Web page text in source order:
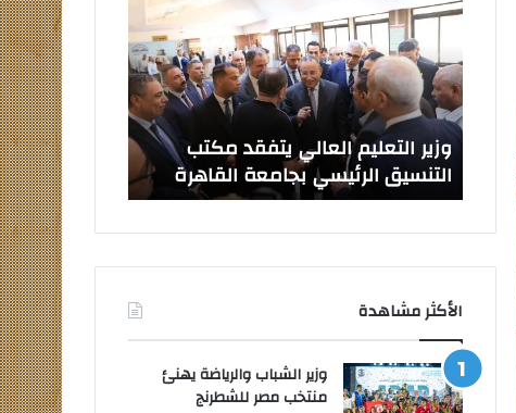
العالي
مكتب
التنسيق
الرئيسي
بجامعة
القاهرة
وزير التعليم العالي يتفقد مكتب
التنسيق الرئيسي بجامعة القاهرة
بتعيين
قيادات
جديدة
صدور
جامعية
الأكثر مشاهدة
وزير الشباب والرياضة يهنئ
منتخب مصر للشطرنج